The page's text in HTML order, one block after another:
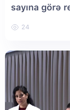
sayına görə
24